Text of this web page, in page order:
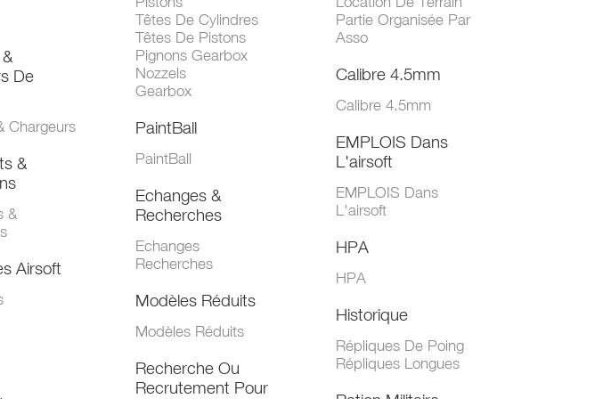
De
Chargeurs
&
&
Airsoft
Têtes De Cylindres
Têtes De Pistons
Pignons Gearbox
Nozzels
Gearbox
PaintBall
PaintBall
Echanges &
Recherches
Echanges
Recherches
Modèles Réduits
Modèles Réduits
Recherche Ou
Recrutement Pour
Partie Organisée Par
Asso
Calibre 4.5mm
Calibre 4.5mm
EMPLOIS Dans
L'airsoft
EMPLOIS Dans
L'airsoft
HPA
HPA
Historique
Répliques De Poing
Répliques Longues